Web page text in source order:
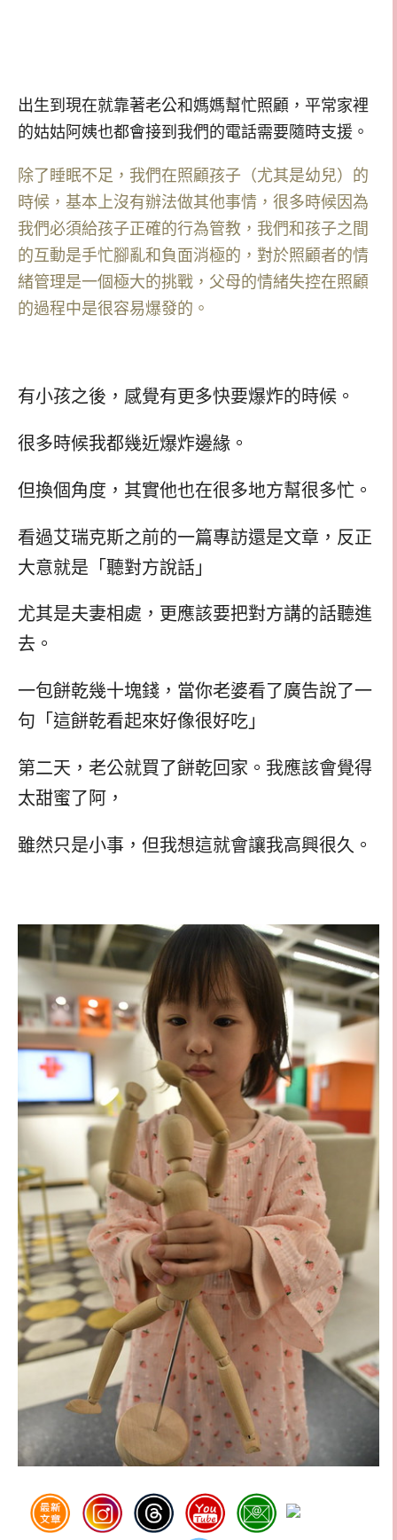
出生到現在就靠著老公和媽媽幫忙照顧，平常家裡
的姑姑阿姨也都會接到我們的電話需要隨時支援。
除了睡眠不足，我們在照顧孩子（尤其是幼兒）的
時候，基本上沒有辦法做其他事情，很多時候因為
我們必須給孩子正確的行為管教，我們和孩子之間
的互動是手忙腳亂和負面消極的，對於照顧者的情
緒管理是一個極大的挑戰，父母的情緒失控在照顧
的過程中是很容易爆發的。
有小孩之後，感覺有更多快要爆炸的時候。
很多時候我都幾近爆炸邊緣。
但換個角度，其實他也在很多地方幫很多忙。
看過艾瑞克斯之前的一篇專訪還是文章，反正
大意就是「聽對方說話」
尤其是夫妻相處，更應該要把對方講的話聽進
去。
一包餅乾幾十塊錢，當你老婆看了廣告說了一
句「這餅乾看起來好像很好吃」
第二天，老公就買了餅乾回家。我應該會覺得
太甜蜜了阿，
雖然只是小事，但我想這就會讓我高興很久。